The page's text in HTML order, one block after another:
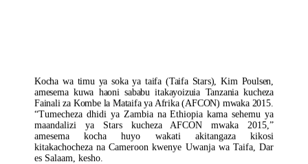
Kocha wa timu ya soka ya taifa (Taifa Stars), Kim Poulsen,
amesema kuwa haoni sababu itakayoizuia Tanzania kucheza
Fainali za Kombe la Mataifa ya Afrika (AFCON) mwaka 2015.
“Tumecheza dhidi ya Zambia na Ethiopia kama sehemu ya
maandalizi ya Stars kucheza AFCON mwaka 2015,”
amesema kocha huyo wakati akitangaza kikosi
kitakachocheza na Cameroon kwenye Uwanja wa Taifa, Dar
es Salaam, kesho.